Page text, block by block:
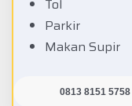
Tol
Parkir
Makan Supir
0813 8151 5758